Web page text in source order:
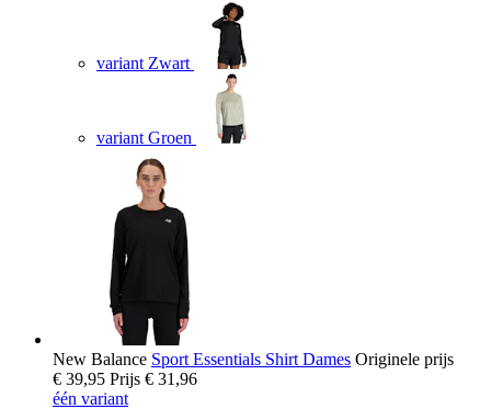
variant Zwart
variant Groen
New Balance Sport Essentials Shirt Dames Originele prijs
€ 39,95 Prijs € 31,96
één variant